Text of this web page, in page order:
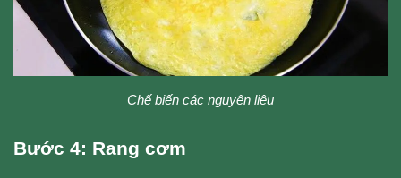
Chế biến các nguyên liệu
Bước 4: Rang cơm